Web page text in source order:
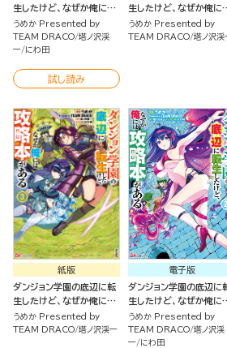
生したけど、なぜか俺には
攻略本がある コミック版
（4）
うめか Presented by
TEAM DRACO 塔ノ沢渓
一 にわ田
試し読み
生したけど、なぜか俺に
攻略本がある（４）
うめか Presented by
TEAM DRACO 塔ノ沢渓
紙版
ダンジョン学園の底辺に転
生したけど、なぜか俺には
攻略本がある（３）
うめか Presented by
TEAM DRACO 塔ノ沢渓一
電子版
ダンジョン学園の底辺に
生したけど、なぜか俺に
攻略本がある コミック版
（2）
うめか Presented by
TEAM DRACO 塔ノ沢渓
一 にわ田